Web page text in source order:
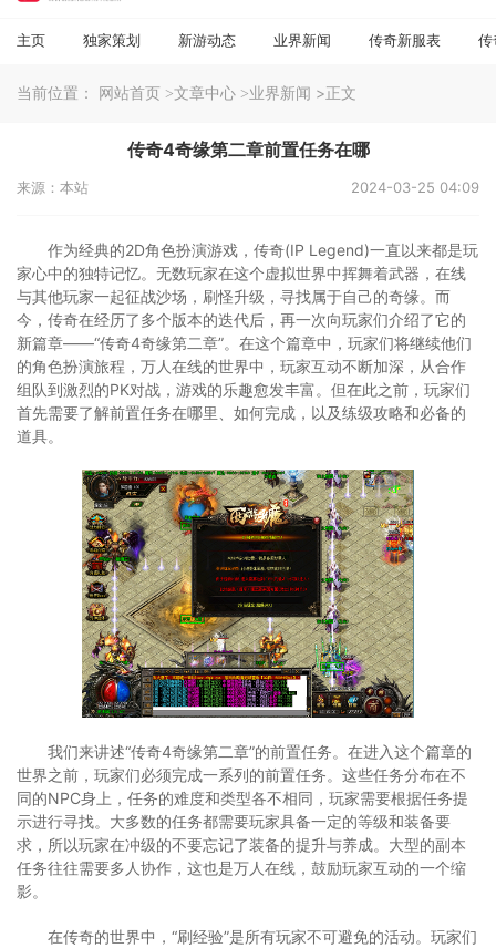
主页 独家策划 新游动态 业界新闻 传奇新服表 传
当前位置： 网站首页 >文章中心 >业界新闻 >正文
传奇4奇缘第二章前置任务在哪
来源：本站 2024-03-25 04:09
作为经典的2D角色扮演游戏，传奇(IP Legend)一直以来都是玩
家心中的独特记忆。无数玩家在这个虚拟世界中挥舞着武器，在线
与其他玩家一起征战沙场，刷怪升级，寻找属于自己的奇缘。而
今，传奇在经历了多个版本的迭代后，再一次向玩家们介绍了它的
新篇章——“传奇4奇缘第二章”。在这个篇章中，玩家们将继续他们
的角色扮演旅程，万人在线的世界中，玩家互动不断加深，从合作
组队到激烈的PK对战，游戏的乐趣愈发丰富。但在此之前，玩家们
首先需要了解前置任务在哪里、如何完成，以及练级攻略和必备的
道具。
我们来讲述“传奇4奇缘第二章”的前置任务。在进入这个篇章的
世界之前，玩家们必须完成一系列的前置任务。这些任务分布在不
同的NPC身上，任务的难度和类型各不相同，玩家需要根据任务提
示进行寻找。大多数的任务都需要玩家具备一定的等级和装备要
求，所以玩家在冲级的不要忘记了装备的提升与养成。大型的副本
任务往往需要多人协作，这也是万人在线，鼓励玩家互动的一个缩
影。
在传奇的世界中，“刷经验”是所有玩家不可避免的活动。玩家们